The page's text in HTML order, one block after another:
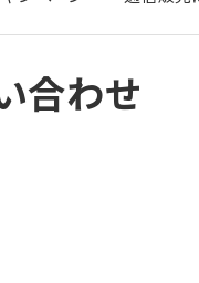
合わせ